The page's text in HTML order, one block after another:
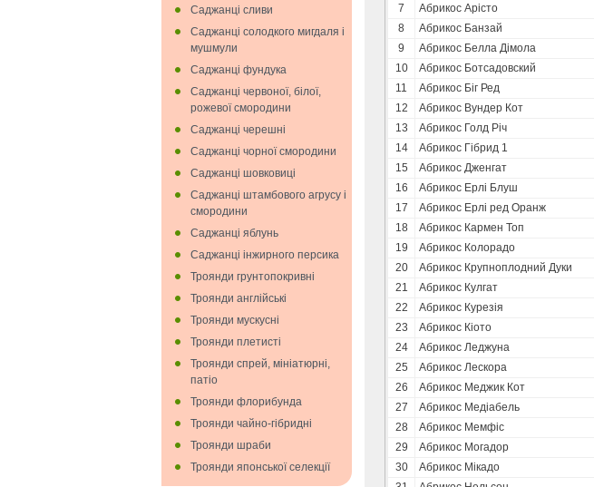
7 Абрикос Арісто
8 Абрикос Банзай
9 Абрикос Белла Дімола
10 Абрикос Ботсадовский
11 Абрикос Біг Ред
12 Абрикос Вундер Кот
13 Абрикос Голд Річ
14 Абрикос Гібрид 1
15 Абрикос Дженгат
16 Абрикос Ерлі Блуш
17 Абрикос Ерлі ред Оранж
18 Абрикос Кармен Топ
19 Абрикос Колорадо
20 Абрикос Крупноплодний Дуки
21 Абрикос Кулгат
22 Абрикос Курезія
23 Абрикос Кіото
24 Абрикос Леджуна
25 Абрикос Лескора
26 Абрикос Меджик Кот
27 Абрикос Медіабель
28 Абрикос Мемфіс
29 Абрикос Могадор
30 Абрикос Мікадо
Саджанці сливи
Саджанці солодкого мигдаля i
мушмули
Саджанці фундука
Саджанці червоної, білої,
рожевої смородини
Саджанці черешні
Саджанці чорної смородини
Саджанці шовковиці
Саджанці штамбового агрусу і
смородини
Саджанці яблунь
Саджанці інжирного персика
Троянди грунтопокривні
Троянди англійські
Троянди мускуснi
Троянди плетисті
Троянди спрей, мініатюрні,
патіо
Троянди флорибунда
Троянди чайно-гібридні
Троянди шраби
Троянди японської селекції